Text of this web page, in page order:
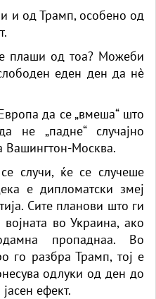
и од Трамп, особено од
плаши од тоа? Можеби
еден ден да нè
да се „вмеша“ што
„падне“ случајно
Вашингтон-Москва.
случи, ќе се случеше
е дипломатски змеј
Сите планови што ги
во Украина, ако
пропаднаа. Во
го разбра Трамп, тој е
одлуки од ден до
ефект.